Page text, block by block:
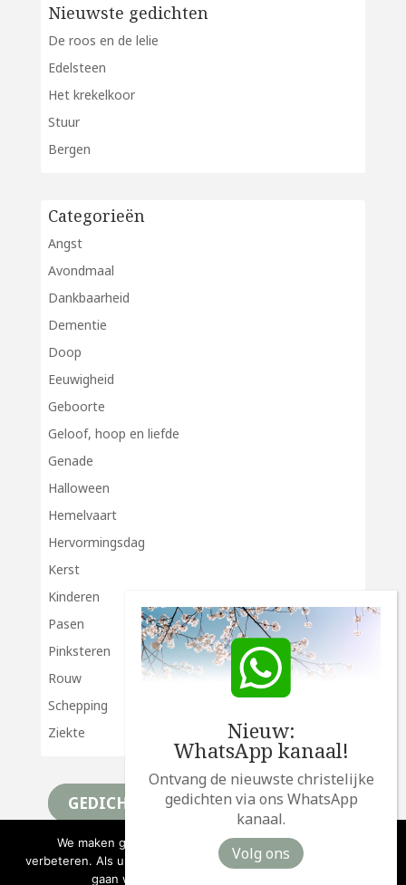
Nieuwste gedichten
De roos en de lelie
Edelsteen
Het krekelkoor
Stuur
Bergen
Categorieën
Angst
Avondmaal
Dankbaarheid
Dementie
Doop
Eeuwigheid
Geboorte
Geloof, hoop en liefde
Genade
Halloween
Hemelvaart
Hervormingsdag
Kerst
Kinderen
Pasen
Pinksteren
Rouw
Schepping
Ziekte
GEDICHTEN
Nieuw:
WhatsApp kanaal!
Ontvang de nieuwste christelijke
gedichten via ons WhatsApp
kanaal.
Volg ons
We maken gebruik van cookies om deze website te
verbeteren. Als u doorgaat met het gebruiken van de website,
gaan we er vanuit dat u ermee instemt.